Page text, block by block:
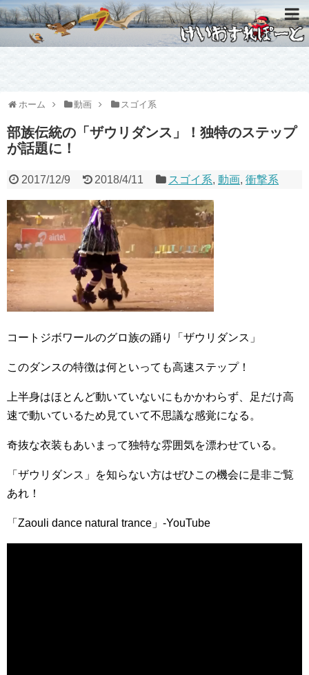
ホーム 動画 スゴイ系
部族伝統の「ザウリダンス」！独特のステップ
が話題に！
2017/12/9 2018/4/11 スゴイ系,動画,衝撃系
コートジボワールのグロ族の踊り「ザウリダンス」
このダンスの特徴は何といっても高速ステップ！
上半身はほとんど動いていないにもかかわらず、足だけ高
速で動いているため見ていて不思議な感覚になる。
奇抜な衣装もあいまって独特な雰囲気を漂わせている。
「ザウリダンス」を知らない方はぜひこの機会に是非ご覧
あれ！
「Zaouli dance natural trance」-YouTube